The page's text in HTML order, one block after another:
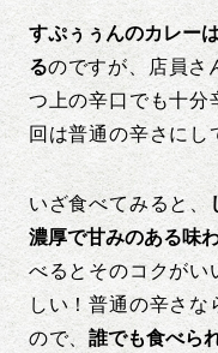
すぷぅぅんのカレー
るのですが、店員さ
つ上の辛口でも十分
回は普通の辛さにし
いざ食べてみると、
濃厚で甘みのある味
べるとそのコクがい
しい！普通の辛さな
ので、誰でも食べら